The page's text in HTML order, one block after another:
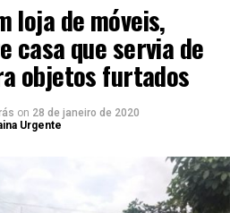
loja de móveis,
casa que servia de
objetos furtados
on 28 de janeiro de 2020
Urgente